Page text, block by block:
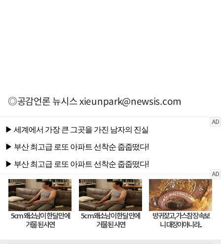
◎공감언론 뉴시스xieunpark@newsis.com